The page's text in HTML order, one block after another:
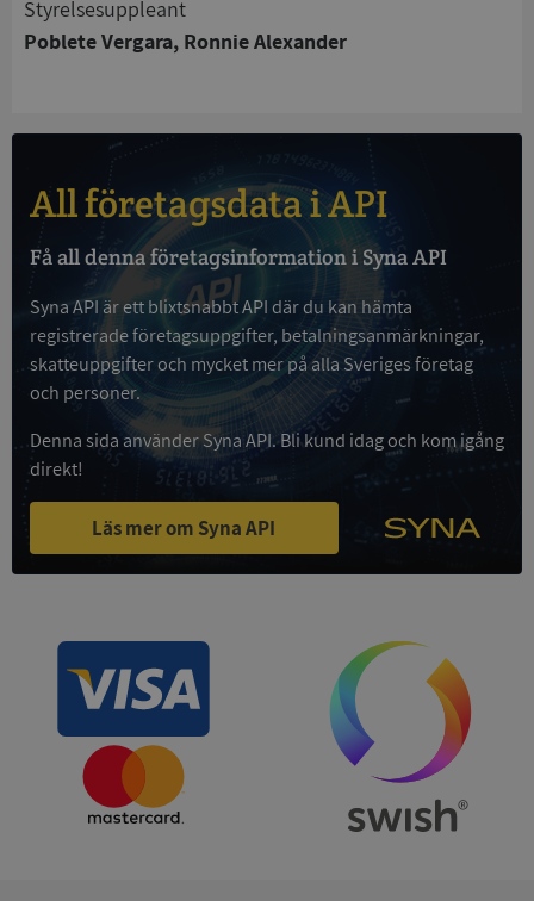
Styrelsesuppleant
Poblete Vergara, Ronnie Alexander
All företagsdata i API
Få all denna företagsinformation i Syna API
Syna API är ett blixtsnabbt API där du kan hämta
registrerade företagsuppgifter, betalningsanmärkningar,
skatteuppgifter och mycket mer på alla Sveriges företag
och personer.
Denna sida använder Syna API. Bli kund idag och kom igång
direkt!
Läs mer om Syna API
Strikt nödvändiga kakor tillåter
kärnwebbplatsfunktioner som användarinloggning
och kontohantering. Webbplatsen kan inte
Domän
__RequestVerificationToken
Corporation
de.syna.se
VISITOR_PRIVACY_METADATA
YouTube
.youtube.com
ASP.NET_SessionId
Microsoft
Corporation
de.syna.se
Google
Privacy Policy